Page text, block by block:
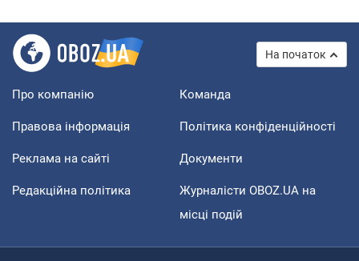
На початок
Про компанію Команда
Правова інформація Політика конфіденційності
Реклама на сайті Документи
Редакційна політика
Журналісти OBOZ.UA на
місці подій